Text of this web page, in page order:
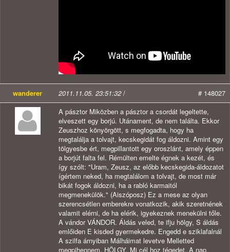
wanderer 2011.11.05. 23:51:32/
# 148027
A pásztor Miközben a pásztor a csordát legeltette,
elveszett egy borjú. Utánament, de nem találta. Ekkor
Zeuszhoz könyörgött, s megfogadta, hogy ha
megtalálja a tolvajt, kecskegidát fog áldozni. Amint egy
tölgyesbe ért, megpillantott egy oroszlánt, amely éppen
a borjút falta fel. Rémülten emelte égnek a kezét, és
így szólt: "Uram, Zeusz, az előbb kecskegida-áldozatot
ígértem neked, ha megtalálom a tolvajt, de most már
bikát fogok áldozni, ha a rabló karmaitól
megmenekülök." (Aiszóposz) Ez a mese az olyan
szerencsétlen emberekre vonatkozik, akik szeretnének
valamit elérni, de ha elérik, igyekeznek menekülni tőle.
A vándor VÁNDOR. Áldás veled, te ifju hölgy, S áldás
emlőiden E kisded gyermekedre. Engedd e sziklafalnál
A szilfa árnyiban Málháimat levetve Melletted
megpihennem. HÖLGY. Mi cél hoz tégedet. A nap